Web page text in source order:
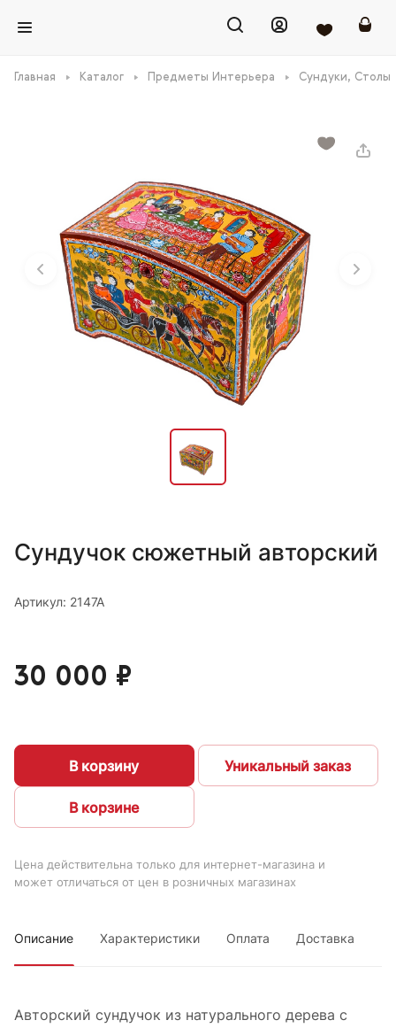
Главная Каталог Предметы Интерьера Сундуки, Столы
Сундучок сюжетный авторский
Артикул: 2147А
30 000 ₽
В корзину
В корзине
Уникальный заказ
Цена действительна только для интернет-магазина и
может отличаться от цен в розничных магазинах
Описание Характеристики Оплата Доставка
Авторский сундучок из натурального дерева с